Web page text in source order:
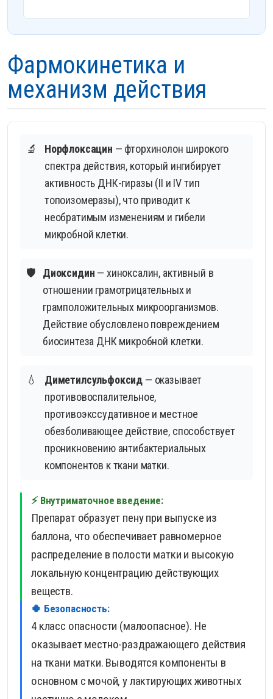
Фармокинетика и
механизм действия
🔬 Норфлоксацин — фторхинолон широкого
спектра действия, который ингибирует
активность ДНК-гиразы (II и IV тип
топоизомеразы), что приводит к
необратимым изменениям и гибели
микробной клетки.
🛡️ Диоксидин — хиноксалин, активный в
отношении грамотрицательных и
грамположительных микроорганизмов.
Действие обусловлено повреждением
биосинтеза ДНК микробной клетки.
💧 Диметилсульфоксид — оказывает
противовоспалительное,
противоэкссудативное и местное
обезболивающее действие, способствует
проникновению антибактериальных
компонентов к ткани матки.
⚡ Внутриматочное введение:
Препарат образует пену при выпуске из
баллона, что обеспечивает равномерное
распределение в полости матки и высокую
локальную концентрацию действующих
веществ.
🍀 Безопасность:
4 класс опасности (малоопасное). Не
оказывает местно-раздражающего действия
на ткани матки. Выводятся компоненты в
основном с мочой, у лактирующих животных